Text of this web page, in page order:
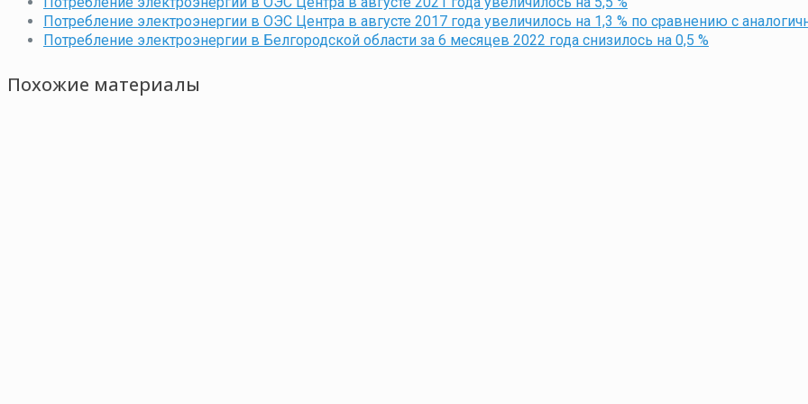
Потребление электроэнергии в ОЭС Центра в августе 2017 года увеличилось на 1,3 % по сравнению с
Потребление электроэнергии в Белгородской области за 6 месяцев 2022 года снизилось на 0,5 %
Похожие материалы